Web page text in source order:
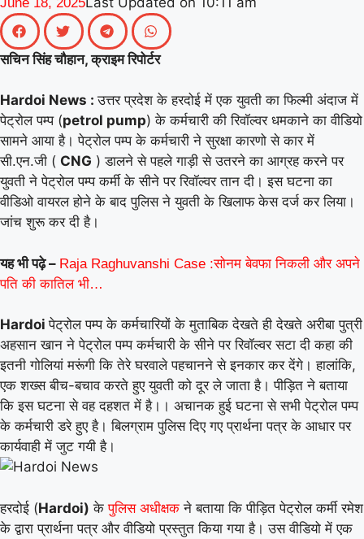
सचिन सिंह चौहान, क्राइम रिपोर्टर
Hardoi News :उत्तर प्रदेश के हरदोई में एक युवती का फिल्मी अंदाज में
पेट्रोल पम्प (petrol pump) के कर्मचारी की रिवॉल्वर धमकाने का वीडियो
सामने आया है। पेट्रोल पम्प के कर्मचारी ने सुरक्षा कारणो से कार में
सी.एन.जी ( CNG ) डालने से पहले गाड़ी से उतरने का आग्रह करने पर
युवती ने पेट्रोल पम्प कर्मी के सीने पर रिवॉल्वर तान दी। इस घटना का
वीडिओ वायरल होने के बाद पुलिस ने युवती के खिलाफ केस दर्ज कर लिया।
जांच शुरू कर दी है।
यह भी पढ़े – Raja Raghuvanshi Case :सोनम बेवफा निकली और अपने
पति की कातिल भी…
Hardoiपेट्रोल पम्प के कर्मचारियों के मुताबिक देखते ही देखते अरीबा पुत्री
अहसान खान ने पेट्रोल पम्प कर्मचारी के सीने पर रिवॉल्वर सटा दी कहा की
इतनी गोलियां मरूंगी कि तेरे घरवाले पहचानने से इनकार कर देंगे। हालांकि,
एक शख्स बीच-बचाव करते हुए युवती को दूर ले जाता है। पीड़ित ने बताया
कि इस घटना से वह दहशत में है।। अचानक हुई घटना से सभी पेट्रोल पम्प
के कर्मचारी डरे हुए है। बिलग्राम पुलिस दिए गए प्रार्थना पत्र के आधार पर
कार्यवाही में जुट गयी है।
हरदोई (Hardoi) केपुलिस अधीक्षक ने बताया कि पीड़ित पेट्रोल कर्मी रमेश
के द्वारा प्रार्थना पत्र और वीडियो प्रस्तुत किया गया है। उस वीडियो में एक